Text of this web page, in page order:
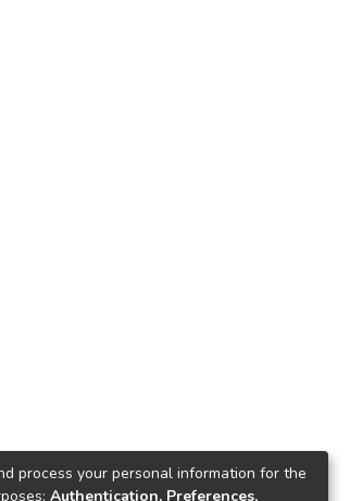
process your personal information for the
Authentication, Preferences,